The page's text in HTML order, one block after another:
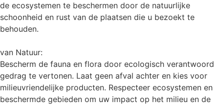
de ecosystemen te beschermen door de natuurlijke
schoonheid en rust van de plaatsen die u bezoekt te
behouden.
van Natuur:
Bescherm de fauna en flora door ecologisch verantwoord
gedrag te vertonen. Laat geen afval achter en kies voor
milieuvriendelijke producten. Respecteer ecosystemen en
beschermde gebieden om uw impact op het milieu en de